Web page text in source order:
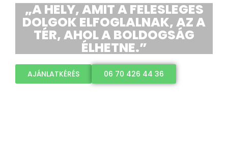
„A HELY, AMIT A FELESLEGES
DOLGOK ELFOGLALNAK, AZ A
TÉR, AHOL A BOLDOGSÁG
ÉLHETNE.”
AJÁNLATKÉRÉS 06 70 426 44 36